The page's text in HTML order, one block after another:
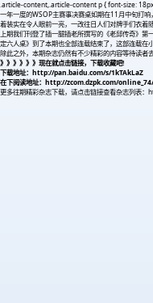
.article-content,.article-content p { font-size:
一年一度的WSOP主赛事决赛桌如期在11月中旬打
着装实在令人眼前一亮，一改往日人们对牌手们衣
上期我们刊登了插一腿插老所撰写的《老邱传奇》
定六人桌》到了本期也全部连载结束了，这部连载在
除此之外，本期杂志仍然有不少精彩的内容等待读者
》》》》》》现在就点击链接，下载收藏吧!
下载地址：http://pan.baidu.com/s/1kTAkLaZ
在下阅读地址：http://zcom.dzpk.com/
更多往期精彩杂志下载，请点击链接查看杂志列